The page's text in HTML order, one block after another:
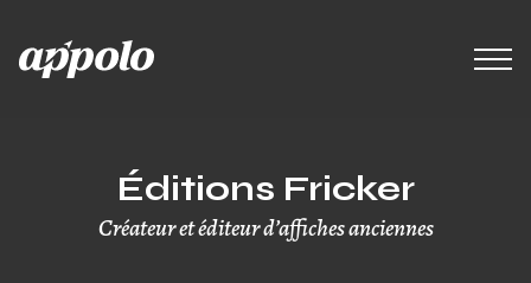
Éditions Fricker
Créateur et éditeur d’affiches anciennes